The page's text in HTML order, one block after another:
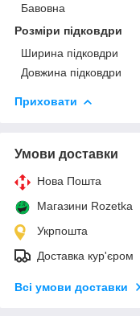
Бавовна
Розміри підковдри
Ширина підковдри
Довжина підковдри
Приховати
Умови доставки
Нова Пошта
Магазини Rozetka
Укрпошта
Доставка кур'єром
Всі умови доставки